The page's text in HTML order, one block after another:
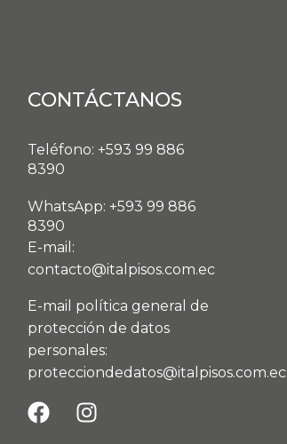
CONTÁCTANOS
Teléfono: +593 99 886
8390
WhatsApp: +593 99 886
8390
E-mail:
contacto@italpisos.com.ec
E-mail política general de
protección de datos
personales:
protecciondedatos@italpisos.com.ec